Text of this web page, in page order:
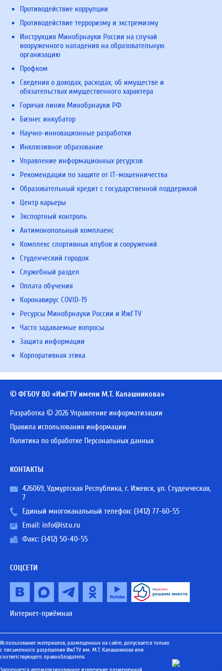
Противодействие коррупции
Противодействие терроризму и экстремизму
Инструкция Минобрнауки России на случай
вооруженного нападения на образовательную
организацию
Профком
Сведения о доходах, расходах, об имуществе и
обязательствах имущественного характера
Горячая линия Минобрнауки РФ
Бизнес инкубатор
Научно-инновационные разработки
Инклюзивное образование
Управление информационных ресурсов
Рекомендации по защите от IT-мошенничества
Образовательный кредит с государственной поддержкой
Центр карьеры
Экспортный контроль
Антимонопольный комплаенс
Комплекс спортивных клубов и сооружений
Студенческий городок
Служебный раздел
Оплата обучения
Коронавирус COVID-19
Ресурсы Минобрнауки России и ИжГТУ
Часто задаваемые вопросы
Защита информации
Корпоративная этика
© ФГБОУ ВО «ИжГТУ имени М.Т. Калашникова»
Разработка © 2026 Управление информатизации
Правила использования информации
Политика по обработке Персональных данных
КОНТАКТЫ
426069, Удмуртская Республика, г. Ижевск, ул. Студенческая,
7
Единый многоканальный телефон: (3412) 77-60-55
Email: info@istu.ru
Факс: (3412) 50-40-55
СОЦСЕТИ
Интернет-приёмная
Использование материалов, размещенных на сайте, допускается только
с письменного разрешения ИжГТУ им. М.Т. Калашникова или
соответствующего правообладателя.
Запрещается автоматизированное извлечение размещенной